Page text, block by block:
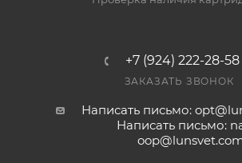
+7 (924) 222-28-58
ЗАКАЗАТЬ ЗВОНОК
Написать письмо:
Написать письмо: